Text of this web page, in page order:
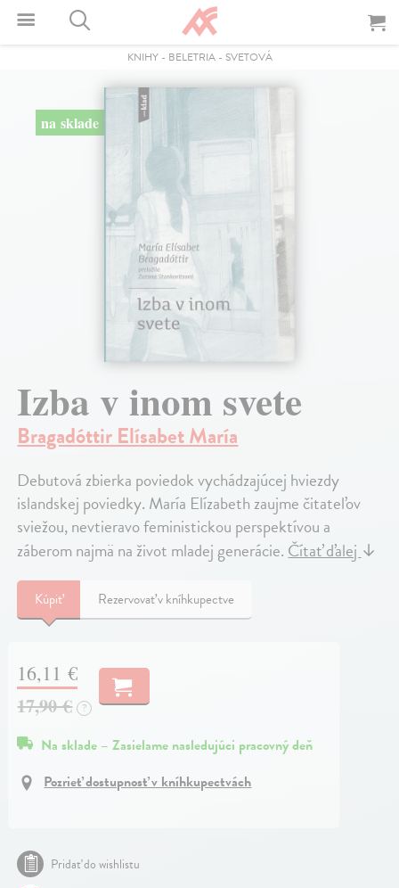
KNIHY- BELETRIA- SVETOVÁ
na sklade
Izba v inom svete
Bragadóttir Elísabet María
Debutová zbierka poviedok vychádzajúcej hviezdy
islandskej poviedky. María Elízabeth zaujme čitateľov
sviežou, nevtieravo feministickou perspektívou a
záberom najmä na život mladej generácie.Čítať ďalej↓
Kúpiť Rezervovať v kníhkupectve
16,11 €
17,90 € ?
Na sklade – Zasielame nasledujúci pracovný deň
Pozrieť dostupnosť v kníhkupectvách
Pridať do wishlistu